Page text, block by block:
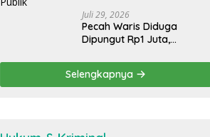
Juli 29, 2026
Pecah Waris Diduga
Dipungut Rp1 Juta,
Boja Jadi Sorotan Publik
Selengkapnya